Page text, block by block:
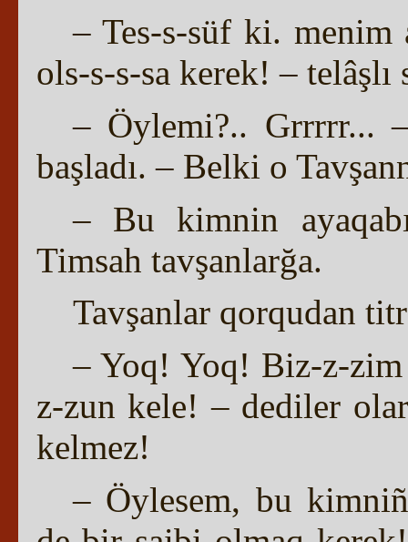
– Tes-s-süf ki. menim
ols-s-s-sa kerek! – telâşlı
– Öylemi?.. Grrrrr...
başladı. – Belki o
– Bu kimnin
Timsah tavşanlarğa.
Tavşanlar qorqudan
– Yoq! Yoq! Biz-z-zim
z-zun kele! – dediler
kelmez!
– Öylesem, bu kimniñ